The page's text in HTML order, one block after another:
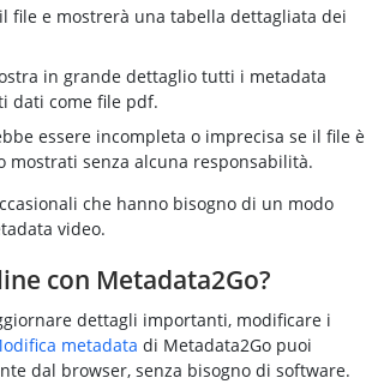
file e mostrerà una tabella dettagliata dei
in grande dettaglio tutti i metadata
dati come file pdf.
essere incompleta o imprecisa se il file è
mostrati senza alcuna responsabilità.
che hanno bisogno di un modo
video.
con Metadata2Go?
dettagli importanti, modificare i
metadata di Metadata2Go puoi
dal browser, senza bisogno di software.